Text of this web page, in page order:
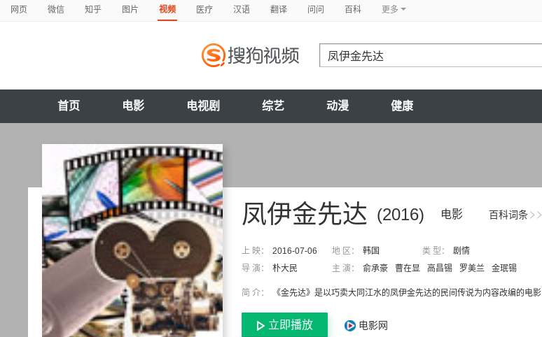
网页 微信 知乎 图片 视频 医疗 汉语 翻译 问问 百科 更多
首页 电影 电视剧 综艺 动漫 健康
百科词条
(2016) 电影
凤伊金先达
上 映： 2016-07-06 地 区： 韩国 类 型：
剧情
导 演：
朴大民 主 演： 俞承豪 曹在显 高昌锡 罗美兰 金珉锡
简 介： 《金先达》是以巧卖大同江水的凤伊金先达的民间传说为内容改编的电影
立即播放 电影网